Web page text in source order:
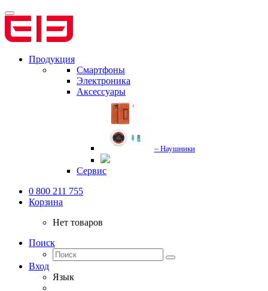
Продукция
Смартфоны
Электроника
Аксессуары
– Наушники
Сервис
0 800 211 755
Корзина
Нет товаров
Поиск
Вход
Язык